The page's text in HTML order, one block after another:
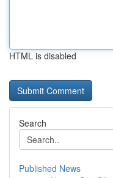
HTML is disabled
Search
Published News